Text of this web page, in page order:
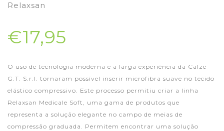
Relaxsan
€17,95
O uso de tecnologia moderna e a larga experiência da Calze
G.T. S.r.l. tornaram possível inserir microfibra suave no tecido
elástico compressivo. Este processo permitiu criar a linha
Relaxsan Medicale Soft, uma gama de produtos que
representa a solução elegante no campo de meias de
compressão graduada. Permitem encontrar uma solução